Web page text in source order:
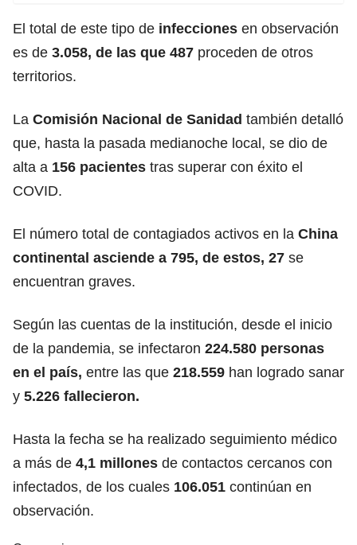
El total de este tipo de infecciones en observación
es de 3.058, de las que 487 proceden de otros
territorios.
La Comisión Nacional de Sanidad también detalló
que, hasta la pasada medianoche local, se dio de
alta a 156 pacientes tras superar con éxito el
COVID.
El número total de contagiados activos en la China
continental asciende a 795, de estos, 27 se
encuentran graves.
Según las cuentas de la institución, desde el inicio
de la pandemia, se infectaron 224.580 personas
en el país, entre las que 218.559 han logrado sanar
y 5.226 fallecieron.
Hasta la fecha se ha realizado seguimiento médico
a más de 4,1 millones de contactos cercanos con
infectados, de los cuales 106.051 continúan en
observación.